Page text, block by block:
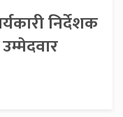
निर्देशक